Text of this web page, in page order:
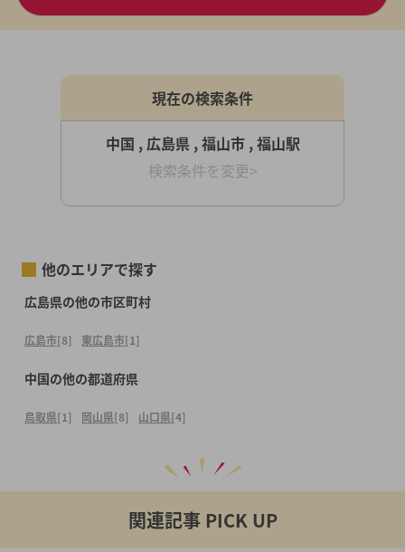
現在の検索条件
中国 , 広島県 , 福山市 , 福山駅
検索条件を変更>
他のエリアで探す
広島県の他の市区町村
広島市[8] 東広島市[1]
中国の他の都道府県
鳥取県[1] 岡山県[8] 山口県[4]
関連記事 PICK UP